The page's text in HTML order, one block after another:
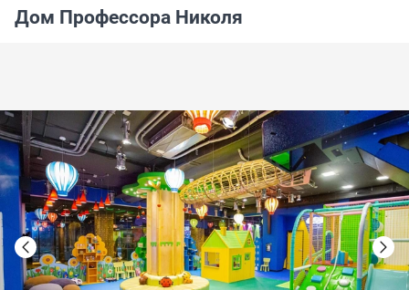
Дом Профессора Николя